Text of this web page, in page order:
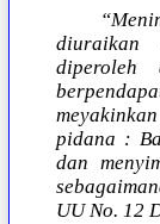
diuraikan
diperoleh
pidana :
dan
UU No. 12